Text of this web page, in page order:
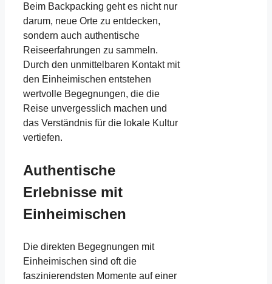
Beim Backpacking geht es nicht nur
darum, neue Orte zu entdecken,
sondern auch authentische
Reiseerfahrungen zu sammeln.
Durch den unmittelbaren Kontakt mit
den Einheimischen entstehen
wertvolle Begegnungen, die die
Reise unvergesslich machen und
das Verständnis für die lokale Kultur
vertiefen.
Authentische
Erlebnisse mit
Einheimischen
Die direkten Begegnungen mit
Einheimischen sind oft die
faszinierendsten Momente auf einer